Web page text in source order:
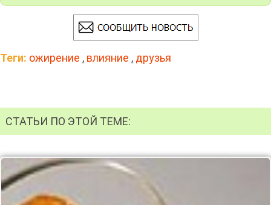
Теги: ожирение , влияние , друзья
СТАТЬИ ПО ЭТОЙ ТЕМЕ: